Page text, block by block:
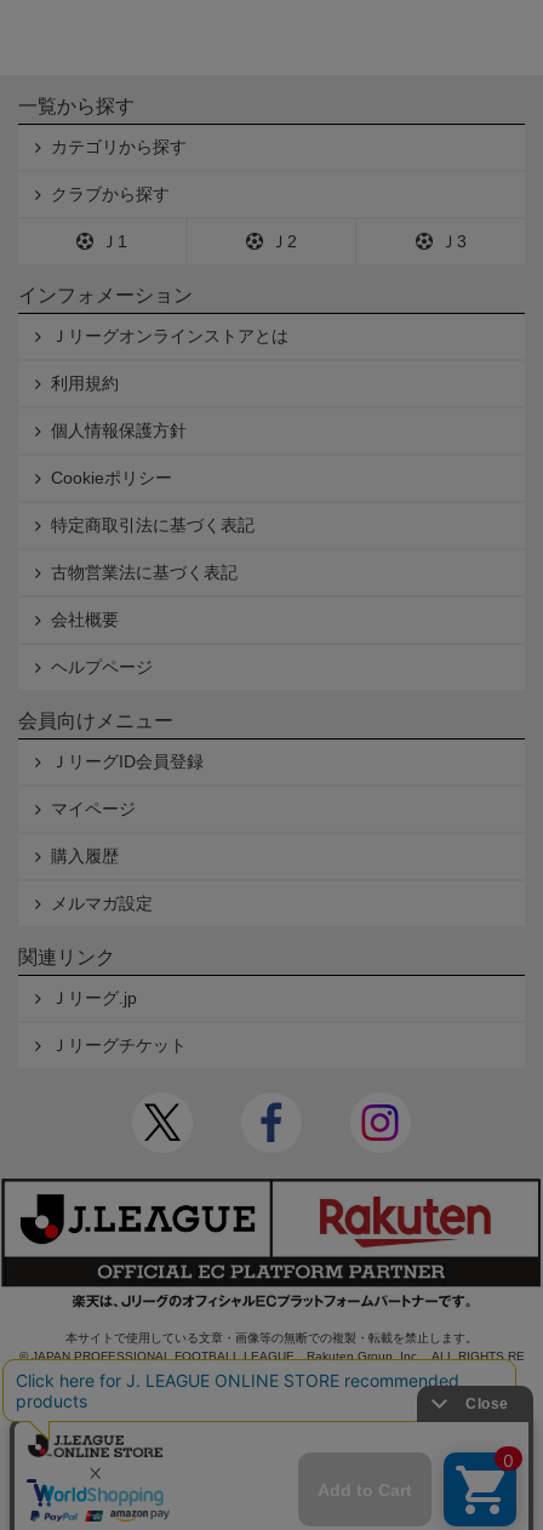
一覧から探す
カテゴリから探す
クラブから探す
Ｊ1 Ｊ2 Ｊ3
インフォメーション
Ｊリーグオンラインストアとは
利用規約
個人情報保護方針
Cookieポリシー
特定商取引法に基づく表記
古物営業法に基づく表記
会社概要
ヘルプページ
会員向けメニュー
ＪリーグID会員登録
マイページ
購入履歴
メルマガ設定
関連リンク
Ｊリーグ.jp
Ｊリーグチケット
本サイトで使用している文章・画像等の無断での複製・転載を禁止します。
© JAPAN PROFESSIONAL FOOTBALL LEAGUE Rakuten Group, Inc. ALL RIGHTS RE
SERVED.